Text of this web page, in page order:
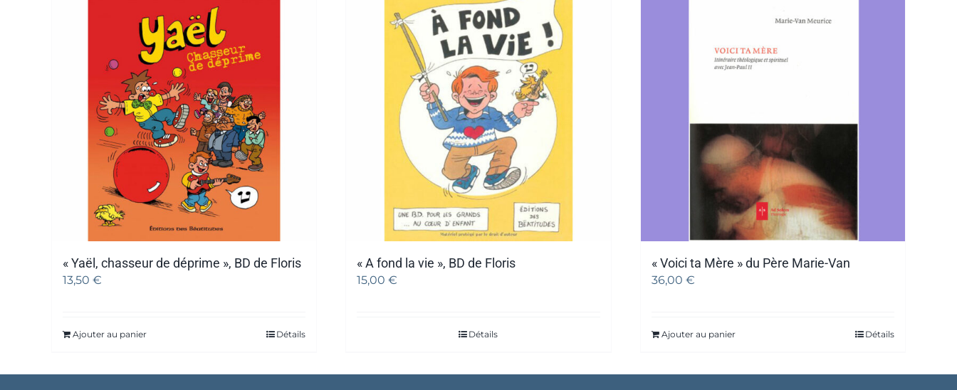
« Yaël, chasseur de déprime », BD de Floris
13,50 €
Ajouter au panier Détails
« A fond la vie », BD de Floris
15,00€
Détails
« Voici ta Mère » du Père Marie-Van
36,00 €
Ajouter au panier Détails